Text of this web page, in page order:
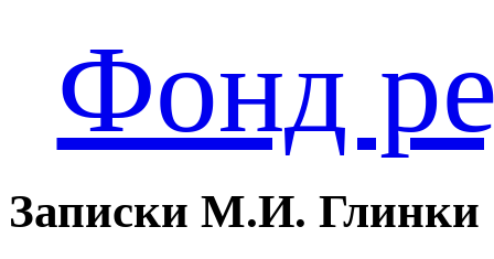
Фонд
Записки М.И. Глинки